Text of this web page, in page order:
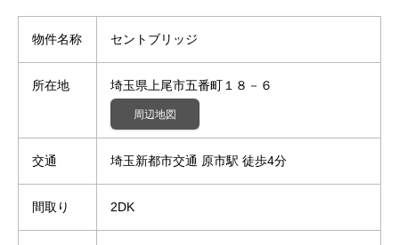
物件名称 セントブリッジ
所在地 埼玉県上尾市五番町１８－６
周辺地図
交通 埼玉新都市交通 原市駅 徒歩4分
間取り 2DK